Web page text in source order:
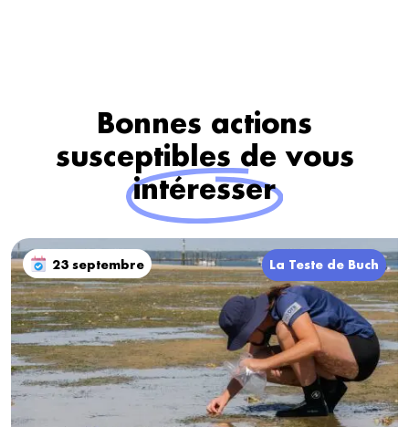
Bonnes actions
susceptibles de vous
intéresser
23 septembre La Teste de Buch